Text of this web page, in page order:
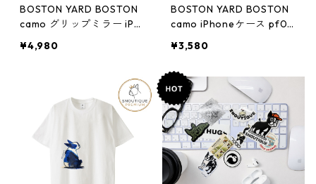
BOSTON YARD BOSTON
camo グリップミラー iPh
¥4,980
BOSTON YARD BOSTON
camo iPhoneケース pf02
¥3,580